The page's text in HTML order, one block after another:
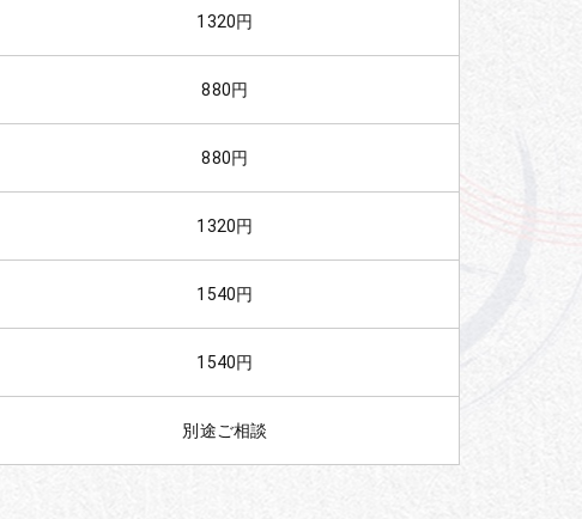
1320円
880円
880円
1320円
1540円
1540円
別途ご相談